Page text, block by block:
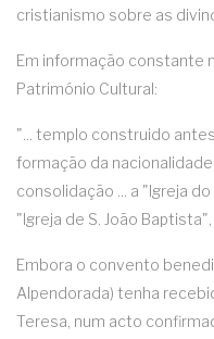
cristianismo sobre as
Em informação constante
Património Cultural:
"... templo construido
formação da
consolidação ... a "Igreja
"Igreja de S. João
Embora o convento
Alpendorada) tenha
Teresa, num acto